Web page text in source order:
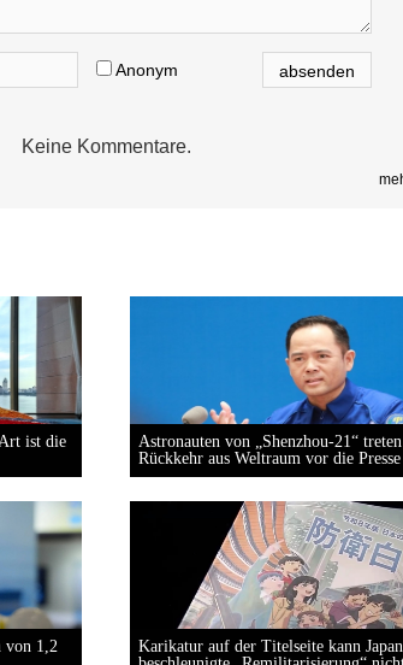
Anonym
Keine Kommentare.